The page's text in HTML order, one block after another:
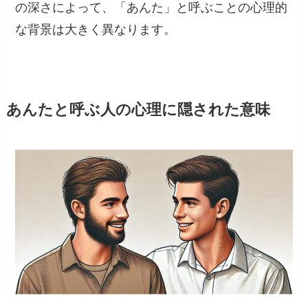
の深さによって、「あんた」と呼ぶことの心理的
な背景は大きく異なります。
あんたと呼ぶ人の心理に隠された意味